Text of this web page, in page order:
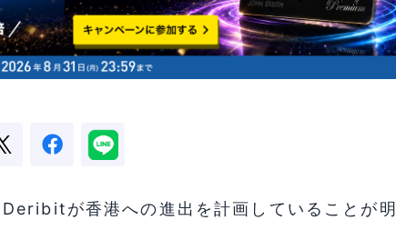
が香港への進出を計画していることが明